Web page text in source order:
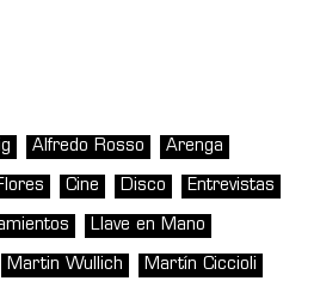
Alfredo Rosso Arenga
Cine Disco Entrevistas
Llave en Mano
Martin Wullich Martín Ciccioli